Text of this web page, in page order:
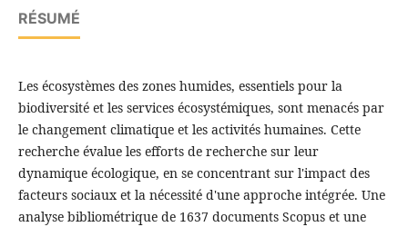
RÉSUMÉ
Les écosystèmes des zones humides, essentiels pour la
biodiversité et les services écosystémiques, sont menacés par
le changement climatique et les activités humaines. Cette
recherche évalue les efforts de recherche sur leur
dynamique écologique, en se concentrant sur l'impact des
facteurs sociaux et la nécessité d'une approche intégrée. Une
analyse bibliométrique de 1637 documents Scopus et une